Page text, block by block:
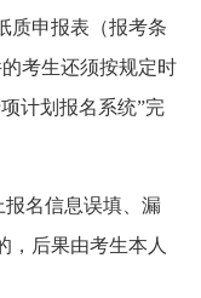
质申报表（报考条
考生还须按规定时
计划报名系统”完
报名信息误填、漏
，后果由考生本人